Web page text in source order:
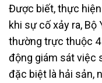
Được biết, thực
khi sự cố xảy ra, Bộ
thường trực thuộc
động giám sát việc
đặc biệt là hải sản,